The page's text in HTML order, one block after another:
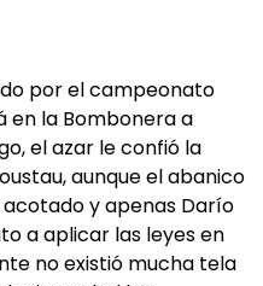
por el campeonato
en la Bombonera a
el azar le confió la
aunque el abanico
y apenas Darío
a aplicar las leyes en
no existió mucha tela